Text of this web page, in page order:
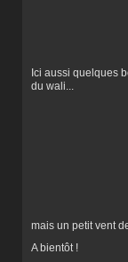
Ici aussi quelques
du wali...
mais un petit vent
A bientôt !